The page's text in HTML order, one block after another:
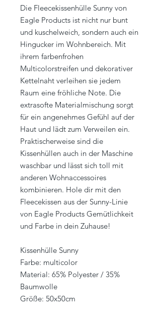
Die Fleecekissenhülle Sunny von
Eagle Products ist nicht nur bunt
und kuschelweich, sondern auch ein
Hingucker im Wohnbereich. Mit
ihrem farbenfrohen
Multicolorstreifen und dekorativer
Kettelnaht verleihen sie jedem
Raum eine fröhliche Note. Die
extrasofte Materialmischung sorgt
für ein angenehmes Gefühl auf der
Haut und lädt zum Verweilen ein.
Praktischerweise sind die
Kissenhüllen auch in der Maschine
waschbar und lässt sich toll mit
anderen Wohnaccessoires
kombinieren. Hole dir mit den
Fleecekissen aus der Sunny-Linie
von Eagle Products Gemütlichkeit
und Farbe in dein Zuhause!
Kissenhülle Sunny
Farbe: multicolor
Material: 65% Polyester / 35%
Baumwolle
Größe: 50x50cm